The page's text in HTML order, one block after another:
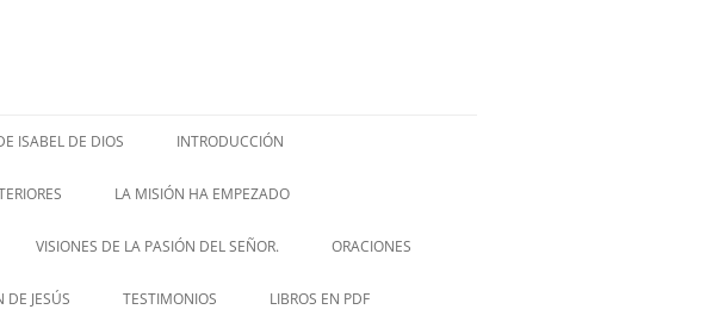
ISABEL DE DIOS INTRODUCCIÓN
LA MISIÓN HA EMPEZADO
– ENGLISH –
VISIONES DE LA PASIÓN DEL SEÑOR. ORACIONES
VIA CRUCIS
JESÚS TESTIMONIOS LIBROS EN PDF